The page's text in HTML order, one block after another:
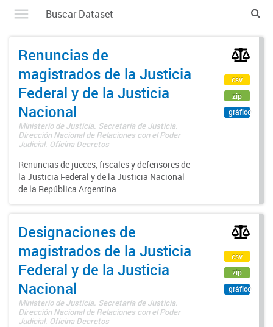
Renuncias de
magistrados de la Justicia
Federal y de la Justicia
Nacional
Ministerio de Justicia. Secretaría de Justicia.
Dirección Nacional de Relaciones con el Poder
Judicial. Oficina Decretos
Renuncias de jueces, fiscales y defensores de
la Justicia Federal y de la Justicia Nacional
de la República Argentina.
csv
zip
gráfico
Designaciones de
magistrados de la Justicia
Federal y de la Justicia
Nacional
Ministerio de Justicia. Secretaría de Justicia.
Dirección Nacional de Relaciones con el Poder
Judicial. Oficina Decretos
csv
zip
gráfico